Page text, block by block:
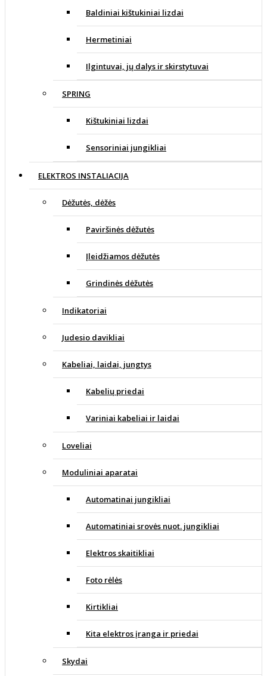
Baldiniai kištukiniai lizdai
Hermetiniai
Ilgintuvai, jų dalys ir skirstytuvai
SPRING
Kištukiniai lizdai
Sensoriniai jungikliai
ELEKTROS INSTALIACIJA
Dėžutės, dėžės
Paviršinės dėžutės
Įleidžiamos dėžutės
Grindinės dėžutės
Indikatoriai
Judesio davikliai
Kabeliai, laidai, jungtys
Kabelių priedai
Variniai kabeliai ir laidai
Loveliai
Moduliniai aparatai
Automatinai jungikliai
Automatiniai srovės nuot. jungikliai
Elektros skaitikliai
Foto rėlės
Kirtikliai
Kita elektros įranga ir priedai
Skydai